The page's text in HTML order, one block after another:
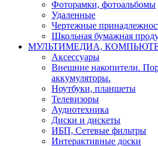
Фоторамки, фотоальбомы
Удаленные
Чертежные
Школьная бумажная
МУЛЬТИМЕДИА,
Аксессуары
Внешние накопители.
аккумуляторы.
Ноутбуки, планшеты
Телевизоры
Аудиотехника
Диски и дискеты
ИБП, Сетевые фильтры
Интерактивные доски